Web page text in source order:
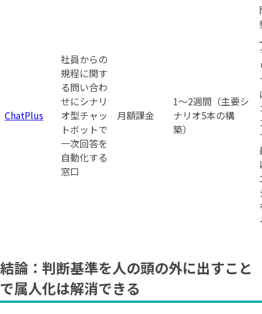
ChatPlus
社員からの
規程に関す
る問い合わ
せにシナリ
オ型チャッ
トボットで
一次回答を
自動化する
窓口
月額課金
1〜2週間（主要シ
ナリオ5本の構
築）
結論：判断基準を人の頭の外に出すこと
で属人化は解消できる